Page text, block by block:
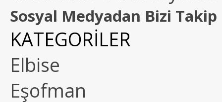
Sosyal Medyadan Bizi Takip
KATEGORİLER
Elbise
Eşofman